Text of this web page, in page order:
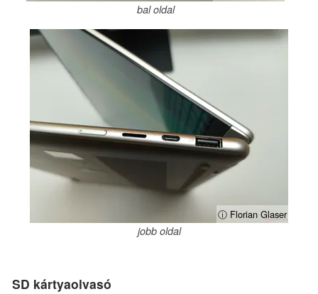
bal oldal
ⓘ Florian Glaser
jobb oldal
SD kártyaolvasó